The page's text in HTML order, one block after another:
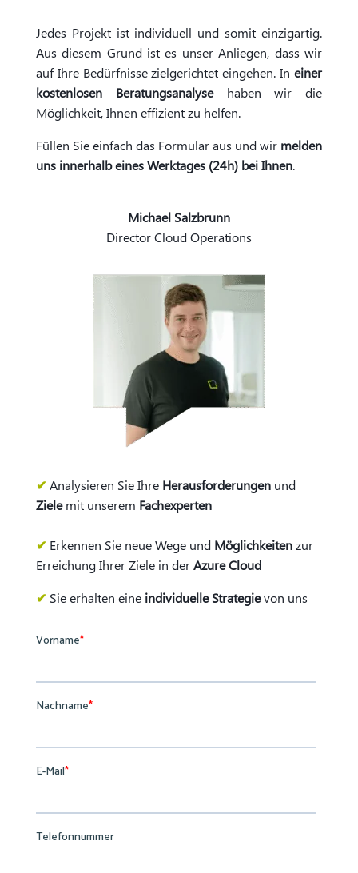
Jedes Projekt ist individuell und somit einzigartig.
Aus diesem Grund ist es unser Anliegen, dass wir
auf Ihre Bedürfnisse zielgerichtet eingehen. Ineiner
kostenlosen Beratungsanalysehaben wir die
Möglichkeit, Ihnen effizient zu helfen.
Füllen Sie einfach das Formular aus und wir melden
uns innerhalb eines Werktages (24h) bei Ihnen.
Michael Salzbrunn
Director Cloud Operations
✔ Analysieren Sie Ihre Herausforderungenund
Zielemit unserem Fachexperten
✔ Erkennen Sie neue Wege undMöglichkeitenzur
Erreichung Ihrer Ziele in derAzure Cloud
✔ Sie erhalten eine individuelle Strategievon uns